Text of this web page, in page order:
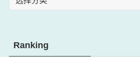
Ranking